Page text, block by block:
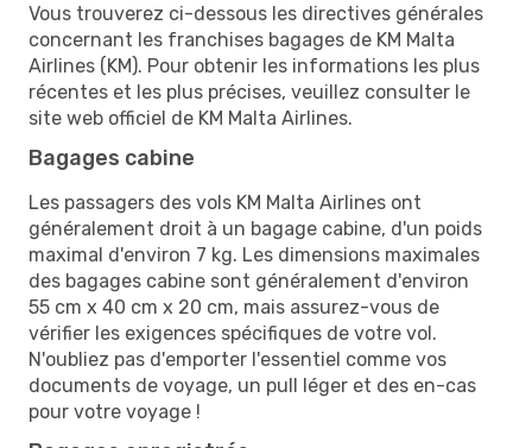
Vous trouverez ci-dessous les directives générales
concernant les franchises bagages de KM Malta
Airlines (KM). Pour obtenir les informations les plus
récentes et les plus précises, veuillez consulter le
site web officiel de KM Malta Airlines.
Bagages cabine
Les passagers des vols KM Malta Airlines ont
généralement droit à un bagage cabine, d'un poids
maximal d'environ 7 kg. Les dimensions maximales
des bagages cabine sont généralement d'environ
55 cm x 40 cm x 20 cm, mais assurez-vous de
vérifier les exigences spécifiques de votre vol.
N'oubliez pas d'emporter l'essentiel comme vos
documents de voyage, un pull léger et des en-cas
pour votre voyage !